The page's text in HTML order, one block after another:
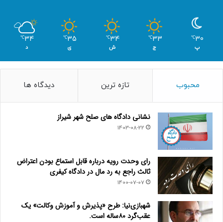
30
℃
پ
33
℃
ج
34
℃
ش
35
℃
ی
34
℃
د
محبوب تازه ترین دیدگاه ها
نشانی دادگاه های صلح شهر شیراز
1403-08-22
رای وحدت رویه درباره قابل استماع بودن اعتراض
ثالث راجع به رد مال در دادگاه کیفری
1400-07-07
شهبازی‌نیا: طرح «پذیرش و آموزش وکالت» یک
عقب‌گرد ۸۰ساله است.